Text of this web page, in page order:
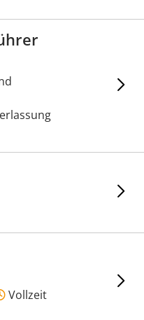
Vollzeit